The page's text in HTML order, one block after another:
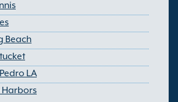
Beach
LA
Harbors